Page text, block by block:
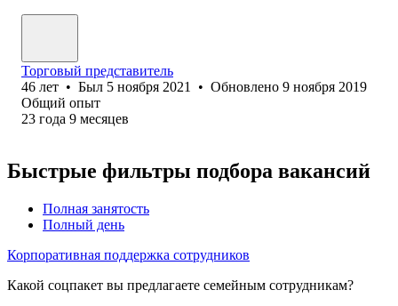
Торговый представитель
46 лет • Был 5 ноября 2021 • Обновлено 9 ноября 2019
Общий опыт
23 года 9 месяцев
Быстрые фильтры подбора вакансий
Полная занятость
Полный день
Корпоративная поддержка сотрудников
Какой соцпакет вы предлагаете семейным сотрудникам?